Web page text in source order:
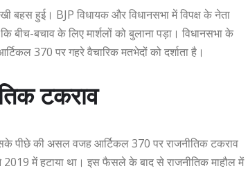
बहस हुई। BJP विधायक और विधानसभा में विपक्ष के नेता
बीच-बचाव के लिए मार्शलों को बुलाना पड़ा। विधानसभा के
370 पर गहरे वैचारिक मतभेदों को दर्शाता है।
टकराव
की असल वजह आर्टिकल 370 पर राजनीतिक टकराव
2019 में हटाया था। इस फैसले के बाद से राजनीतिक माहौल में